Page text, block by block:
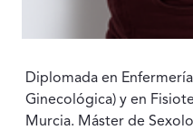
Diplomada en
Ginecológica) y en
Murcia. Máster de